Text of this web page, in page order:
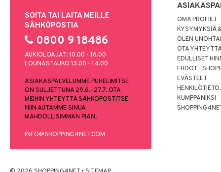
SOITA TAI LAITA MEILLE
SÄHKÖPOSTIA
0800 9 18486
AUKIOLOAJAT: 10.00 - 16.00
LOUNASTAUKO 13.00 - 14.00
ASIAKASPALVELUMME PUHELIMITSE
ON SULJETTUNA 29.6.–27.7. OTA
MEIHIN YHTEYTTÄ SÄHKÖPOSTITSE
NIIN AUTAMME SINUA
MAHDOLLISIMMAN PIAN.
INFO@SHOPPING4NET.COM
OMA PROFIILI
KYSYMYKSIÄ
OLEN
OTA
EDULLISET
EHDOT -
EVÄSTEET
KUMPPANIKSI